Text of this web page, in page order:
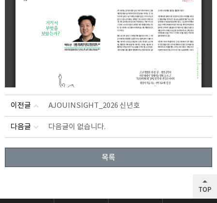
이전글 AJOUINSIGHT_2026 신년호
다음글 다음글이 없습니다.
목록
TOP